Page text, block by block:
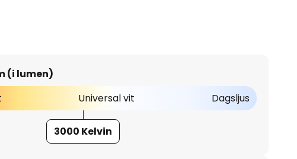
(i lumen)
Universal vit Dagsljus
3000 Kelvin